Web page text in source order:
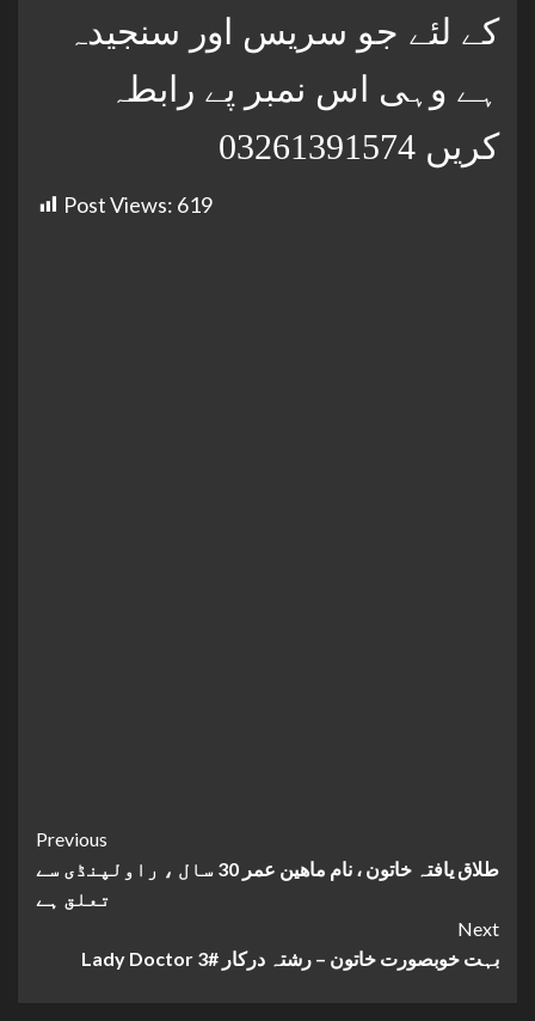
کے لئے جو سریس اور سنجیدہ
ہے وہی اس نمبر پے رابطہ
کریں 03261391574
Post Views: 619
Continue
Reading
Previous
طلاق یافتہ خاتون ، نام ماھین عمر 30 سال ، راولپنڈی سے
تعلق ہے
Next
Lady Doctor بہت خوبصورت خاتون – رشتہ درکار #3